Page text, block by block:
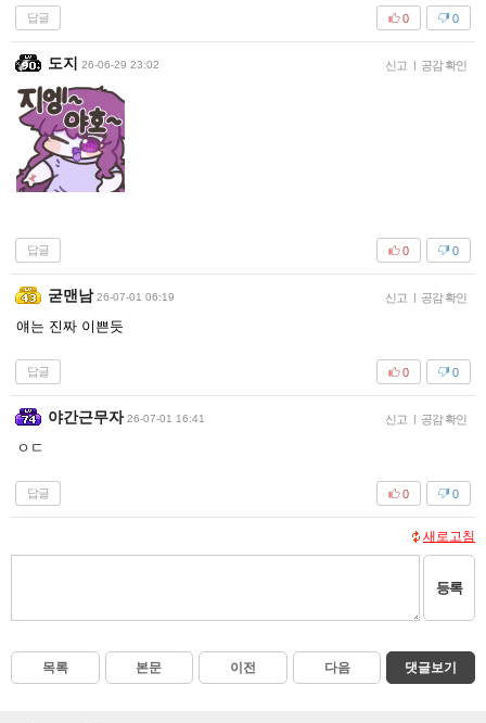
답글 0
0
도지 26-06-29 23:02 신고 | 공감 확인
답글 0
0
굳맨남 26-07-01 06:19 신고 | 공감 확인
얘는 진짜 이쁜듯
답글 0
0
야간근무자 26-07-01 16:41 신고 | 공감 확인
ㅇㄷ
답글 0
0
새로고침
등록
목록 본문 이전 다음 댓글보기